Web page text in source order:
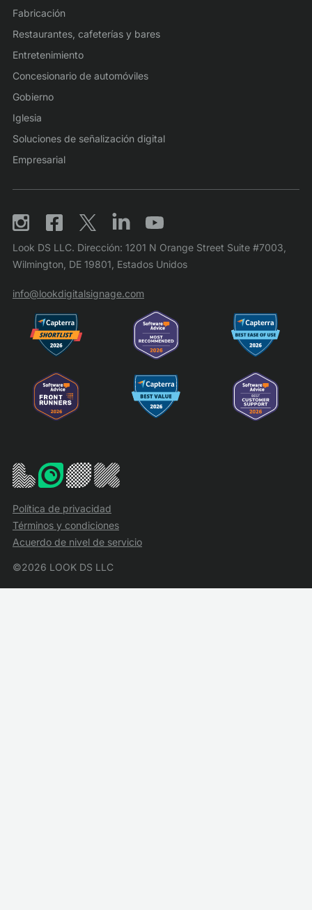
Fabricación
Restaurantes, cafeterías y bares
Entretenimiento
Concesionario de automóviles
Gobierno
Iglesia
Soluciones de señalización digital
Empresarial
Look DS LLC. Dirección: 1201 N Orange Street Suite #7003,
Wilmington, DE 19801, Estados Unidos
info@lookdigitalsignage.com
Política de privacidad
Términos y condiciones
Acuerdo de nivel de servicio
©2026 LOOK DS LLC